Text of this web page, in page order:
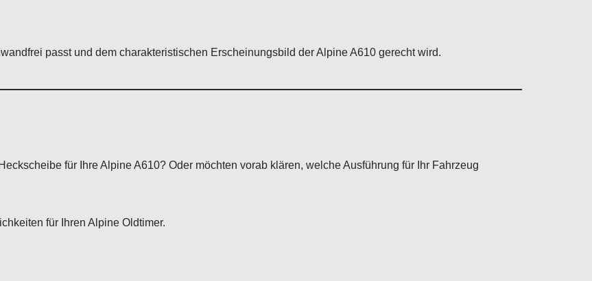
passt und dem charakteristischen Erscheinungsbild der Alpine A610 gerecht wird.
für Ihre Alpine A610? Oder möchten vorab klären, welche Ausführung für Ihr Fahrzeug
für Ihren Alpine Oldtimer.